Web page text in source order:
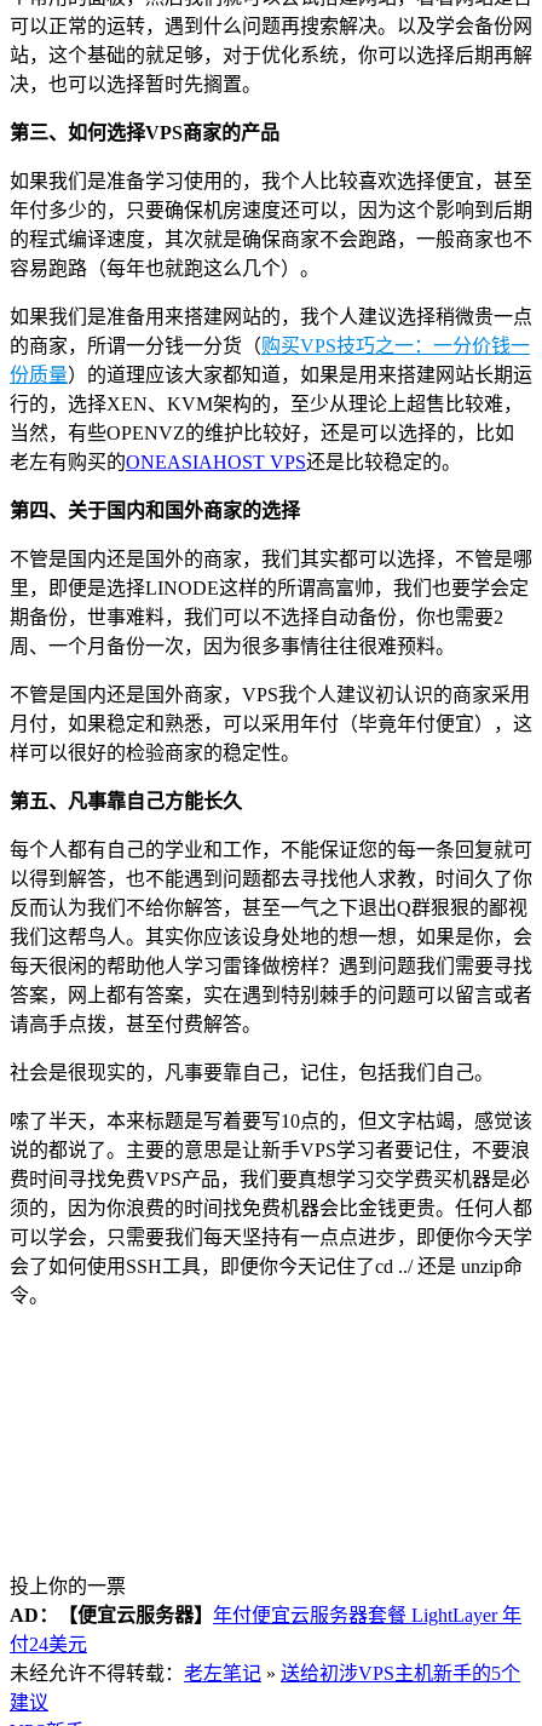
可以正常的运转，遇到什么问题再搜索解决。以及学会备份网
站，这个基础的就足够，对于优化系统，你可以选择后期再解
决，也可以选择暂时先搁置。
第三、如何选择VPS商家的产品
如果我们是准备学习使用的，我个人比较喜欢选择便宜，甚至
年付多少的，只要确保机房速度还可以，因为这个影响到后期
的程式编译速度，其次就是确保商家不会跑路，一般商家也不
容易跑路（每年也就跑这么几个）。
如果我们是准备用来搭建网站的，我个人建议选择稍微贵一点
的商家，所谓一分钱一分货（购买VPS技巧之一：一分价钱一
份质量）的道理应该大家都知道，如果是用来搭建网站长期运
行的，选择XEN、KVM架构的，至少从理论上超售比较难，
当然，有些OPENVZ的维护比较好，还是可以选择的，比如
老左有购买的ONEASIAHOST VPS还是比较稳定的。
第四、关于国内和国外商家的选择
不管是国内还是国外的商家，我们其实都可以选择，不管是哪
里，即便是选择LINODE这样的所谓高富帅，我们也要学会定
期备份，世事难料，我们可以不选择自动备份，你也需要2
周、一个月备份一次，因为很多事情往往很难预料。
不管是国内还是国外商家，VPS我个人建议初认识的商家采用
月付，如果稳定和熟悉，可以采用年付（毕竟年付便宜），这
样可以很好的检验商家的稳定性。
第五、凡事靠自己方能长久
每个人都有自己的学业和工作，不能保证您的每一条回复就可
以得到解答，也不能遇到问题都去寻找他人求教，时间久了你
反而认为我们不给你解答，甚至一气之下退出Q群狠狠的鄙视
我们这帮鸟人。其实你应该设身处地的想一想，如果是你，会
每天很闲的帮助他人学习雷锋做榜样？遇到问题我们需要寻找
答案，网上都有答案，实在遇到特别棘手的问题可以留言或者
请高手点拨，甚至付费解答。
社会是很现实的，凡事要靠自己，记住，包括我们自己。
嗦了半天，本来标题是写着要写10点的，但文字枯竭，感觉该
说的都说了。主要的意思是让新手VPS学习者要记住，不要浪
费时间寻找免费VPS产品，我们要真想学习交学费买机器是必
须的，因为你浪费的时间找免费机器会比金钱更贵。任何人都
可以学会，只需要我们每天坚持有一点点进步，即便你今天学
会了如何使用SSH工具，即便你今天记住了cd ../ 还是 unzip命
令。
投上你的一票
AD：
【便宜云服务器】 年付便宜云服务器套餐 LightLayer 年
付24美元
未经允许不得转载： 老左笔记 » 送给初涉VPS主机新手的5个
建议